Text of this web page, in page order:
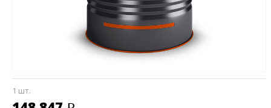
1 шт.